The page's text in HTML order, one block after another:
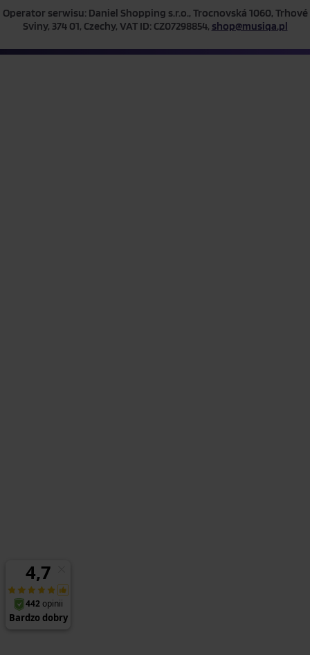
Operator serwisu: Daniel Shopping s.r.o., Trocnovská 1060, Trhové
Sviny, 374 01, Czechy, VAT ID: CZ07298854, shop@musiqa.pl